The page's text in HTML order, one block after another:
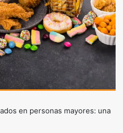
en personas mayores: una